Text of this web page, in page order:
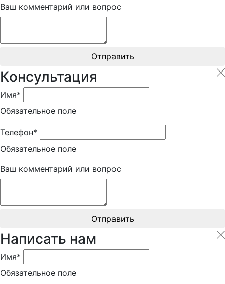
Ваш комментарий или вопрос
Отправить
Консультация
Имя*
Обязательное поле
Телефон*
Обязательное поле
Ваш комментарий или вопрос
Отправить
Написать нам
Имя*
Обязательное поле